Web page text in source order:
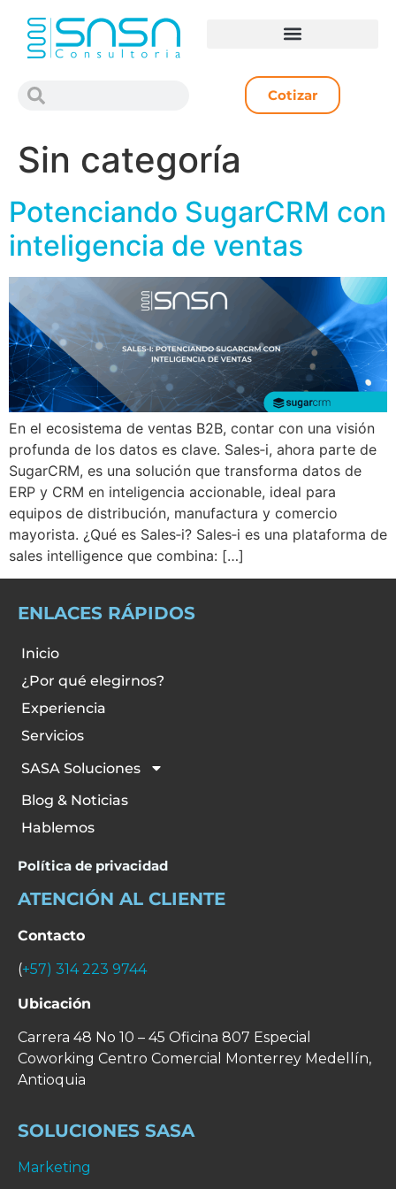
Cotizar
Sin categoría
Potenciando SugarCRM con
inteligencia de ventas
En el ecosistema de ventas B2B, contar con una visión
profunda de los datos es clave. Sales‑i, ahora parte de
SugarCRM, es una solución que transforma datos de
ERP y CRM en inteligencia accionable, ideal para
equipos de distribución, manufactura y comercio
mayorista. ¿Qué es Sales‑i? Sales‑i es una plataforma de
sales intelligence que combina: […]
ENLACES RÁPIDOS
Inicio
¿Por qué elegirnos?
Experiencia
Servicios
SASA Soluciones
Blog & Noticias
Hablemos
Política de privacidad
ATENCIÓN AL CLIENTE
Contacto
(+57) 314 223 9744
Ubicación
Carrera 48 No 10 – 45 Oficina 807 Especial
Coworking Centro Comercial Monterrey Medellín,
Antioquia
SOLUCIONES SASA
Marketing